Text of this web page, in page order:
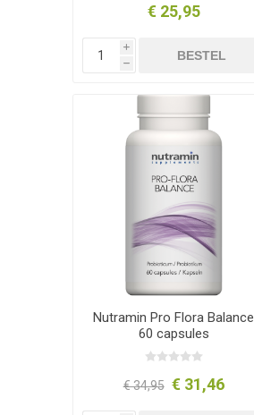
€ 25,95
i
h
BESTEL
Nutramin Pro Flora Balance
60 capsules
€ 34,95 € 31,46